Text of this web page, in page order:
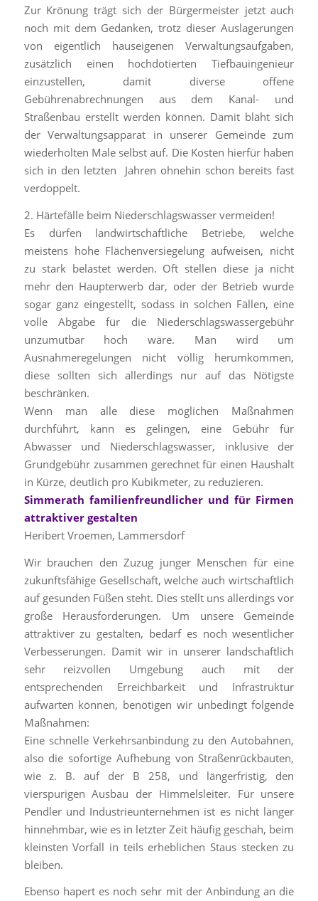
Zur Krönung trägt sich der Bürgermeister jetzt auch
noch mit dem Gedanken, trotz dieser Auslagerungen
von eigentlich hauseigenen Verwaltungsaufgaben,
zusätzlich einen hochdotierten Tiefbauingenieur
einzustellen, damit diverse offene
Gebührenabrechnungen aus dem Kanal- und
Straßenbau erstellt werden können. Damit bläht sich
der Verwaltungsapparat in unserer Gemeinde zum
wiederholten Male selbst auf. Die Kosten hierfür haben
sich in den letzten Jahren ohnehin schon bereits fast
verdoppelt.
2. Härtefälle beim Niederschlagswasser vermeiden!
Es dürfen landwirtschaftliche Betriebe, welche
meistens hohe Flächenversiegelung aufweisen, nicht
zu stark belastet werden. Oft stellen diese ja nicht
mehr den Haupterwerb dar, oder der Betrieb wurde
sogar ganz eingestellt, sodass in solchen Fällen, eine
volle Abgabe für die Niederschlagswassergebühr
unzumutbar hoch wäre. Man wird um
Ausnahmeregelungen nicht völlig herumkommen,
diese sollten sich allerdings nur auf das Nötigste
beschränken.
Wenn man alle diese möglichen Maßnahmen
durchführt, kann es gelingen, eine Gebühr für
Abwasser und Niederschlagswasser, inklusive der
Grundgebühr zusammen gerechnet für einen Haushalt
in Kürze, deutlich pro Kubikmeter, zu reduzieren.
Simmerath familienfreundlicher und für Firmen
attraktiver gestalten
Heribert Vroemen, Lammersdorf
Wir brauchen den Zuzug junger Menschen für eine
zukunftsfähige Gesellschaft, welche auch wirtschaftlich
auf gesunden Füßen steht. Dies stellt uns allerdings vor
große Herausforderungen. Um unsere Gemeinde
attraktiver zu gestalten, bedarf es noch wesentlicher
Verbesserungen. Damit wir in unserer landschaftlich
sehr reizvollen Umgebung auch mit der
entsprechenden Erreichbarkeit und Infrastruktur
aufwarten können, benötigen wir unbedingt folgende
Maßnahmen:
Eine schnelle Verkehrsanbindung zu den Autobahnen,
also die sofortige Aufhebung von Straßenrückbauten,
wie z. B. auf der B 258, und längerfristig, den
vierspurigen Ausbau der Himmelsleiter. Für unsere
Pendler und Industrieunternehmen ist es nicht länger
hinnehmbar, wie es in letzter Zeit häufig geschah, beim
kleinsten Vorfall in teils erheblichen Staus stecken zu
bleiben.
Ebenso hapert es noch sehr mit der Anbindung an die